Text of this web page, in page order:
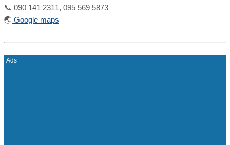
📞 090 141 2311, 095 569 5873
🌏 Google maps